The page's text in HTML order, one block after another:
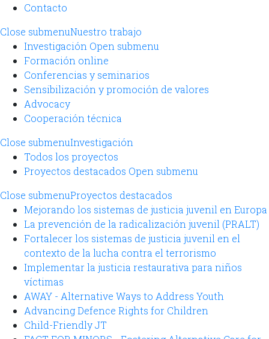
Contacto
Close submenuNuestro trabajo
Investigación Open submenu
Formación online
Conferencias y seminarios
Sensibilización y promoción de valores
Advocacy
Cooperación técnica
Close submenuInvestigación
Todos los proyectos
Proyectos destacados Open submenu
Close submenuProyectos destacados
Mejorando los sistemas de justicia juvenil en Europa
La prevención de la radicalización juvenil (PRALT)
Fortalecer los sistemas de justicia juvenil en el
contexto de la lucha contra el terrorismo
Implementar la justicia restaurativa para niños
víctimas
AWAY - Alternative Ways to Address Youth
Advancing Defence Rights for Children
Child-Friendly JT